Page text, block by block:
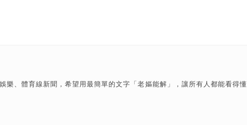
樂、體育線新聞，希望用最簡單的文字「老嫗能解」，讓所有人都能看得懂